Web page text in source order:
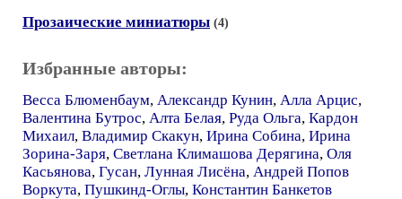
Прозаические миниатюры (4)
Избранные авторы:
Весса Блюменбаум, Александр Кунин, Алла Арцис,
Валентина Бутрос, Алта Белая, Руда Ольга, Кардон
Михаил, Владимир Скакун, Ирина Собина, Ирина
Зорина-Заря, Светлана Климашова Дерягина, Оля
Касьянова, Гусан, Лунная Лисёна, Андрей Попов
Воркута, Пушкинд-Оглы, Константин Банкетов